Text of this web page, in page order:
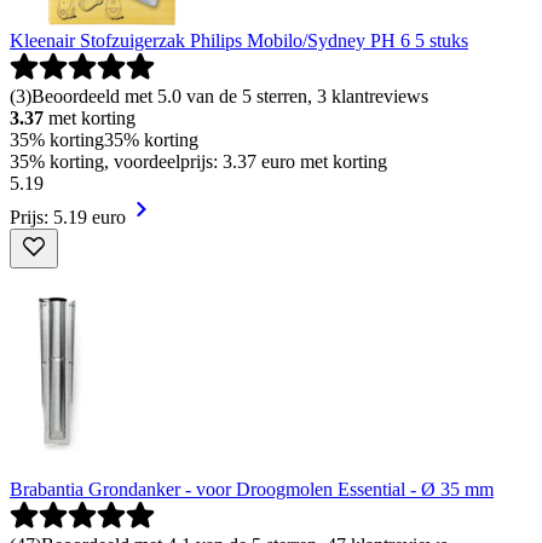
Kleenair Stofzuigerzak Philips Mobilo/Sydney PH 6 5 stuks
(3)Beoordeeld met 5.0 van de 5 sterren, 3 klantreviews
3.37 met korting
35% korting35% korting
35% korting, voordeelprijs: 3.37 euro met korting
5.19
Prijs: 5.19 euro
Brabantia Grondanker - voor Droogmolen Essential - Ø 35 mm